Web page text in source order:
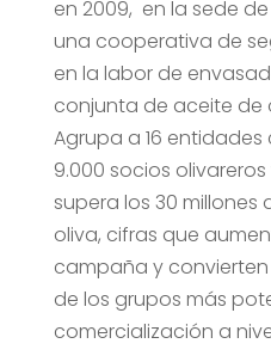
en 2009, en la sede de
una cooperativa de
en la labor de
conjunta de aceite de
Agrupa a 16
9.000 socios
supera los 30 millones
oliva, cifras que
campaña y convierten
de los grupos más
comercialización a